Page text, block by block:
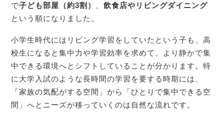
で子ども部屋（約3割） 、飲食店やリビングダイニング
という順になりました。
小学生時代にはリビング学習をしていたという子も、高
校生になると集中力や学習効率を求めて、より静かで集
中できる環境へとシフトしていることが分かります。特
に大学入試のような長時間の学習を要する時期には、
「家族の気配がする空間」から「ひとりで集中できる空
間」へとニーズが移っていくのは自然な流れです。